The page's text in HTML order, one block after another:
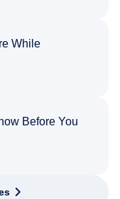
While
Before You